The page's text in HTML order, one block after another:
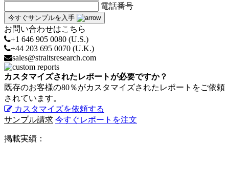
電話番号
今すぐサンプルを入手
お問い合わせはこちら
+1 646 905 0080 (U.S.)
+44 203 695 0070 (U.K.)
sales@straitsresearch.com
カスタマイズされたレポートが必要ですか？
既存のお客様の80％がカスタマイズされたレポートをご依頼
されています。
カスタマイズを依頼する
サンプル請求 今すぐレポートを注文
掲載実績：